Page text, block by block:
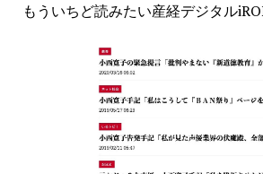
もういちど読みたい産経デジタル